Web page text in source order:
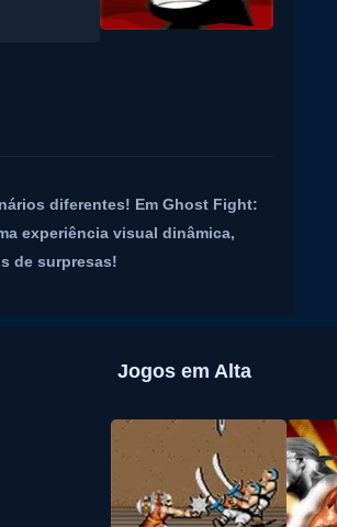
diferentes! Em Ghost Fight:
experiência visual dinâmica,
de surpresas!
Jogos em Alta